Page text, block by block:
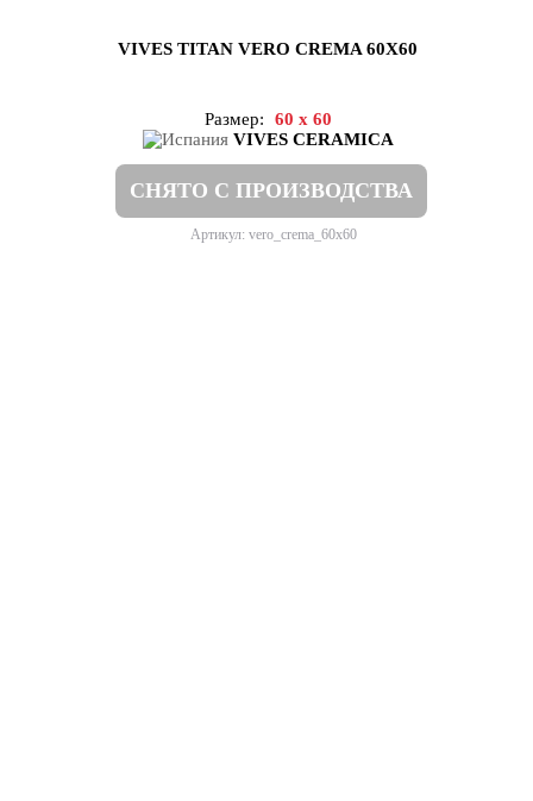
VIVES TITAN VERO CREMA 60X60
Размер:
60 x 60
VIVES CERAMICA
СНЯТО С ПРОИЗВОДСТВА
Артикул: vero_crema_60x60